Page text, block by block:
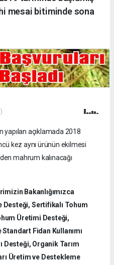
mesai bitiminde sona
yapılan açıklamada 2018
kez aynı ürünün ekilmesi
mahrum kalınacağı
Bakanlığımızca
Sertifikalı Tohum
Üretimi Desteği,
Fidan Kullanımı
Desteği, Organik Tarım
Üretim ve Destekleme